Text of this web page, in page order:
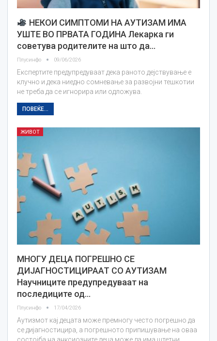
НЕКОИ СИМПТОМИ НА АУТИЗАМ ИМА
УШТЕ ВО ПРВАТА ГОДИНА Лекарка ги
советува родителите на што да…
Плусинфо 09/06/2026
Eкспертите предупредуваат дека раното дејствување е
клучно и дека ниедно сомневање за развојни тешкотии
не треба да се игнорира или одложува.
ПОВЕЌЕ...
ЖИВОТ
МНОГУ ДЕЦА ПОГРЕШНО СЕ
ДИЈАГНОСТИЦИРААТ СО АУТИЗАМ
Научниците предупредуваат на
последиците од…
Плусинфо 17/04/2026
Аутизмот кај децата може премногу често погрешно да
се дијагностицира, а погрешното припишување на оваа